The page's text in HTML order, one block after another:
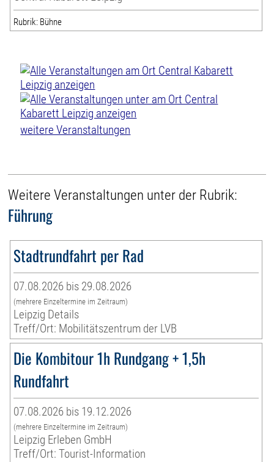
Rubrik: Bühne
weitere Veranstaltungen
Weitere Veranstaltungen unter der Rubrik:
Führung
Stadtrundfahrt per Rad
07.08.2026 bis 29.08.2026
(mehrere Einzeltermine im Zeitraum)
Leipzig Details
Treff/Ort: Mobilitätszentrum der LVB
Die Kombitour 1h Rundgang + 1,5h
Rundfahrt
07.08.2026 bis 19.12.2026
(mehrere Einzeltermine im Zeitraum)
Leipzig Erleben GmbH
Treff/Ort: Tourist-Information